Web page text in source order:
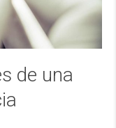
de una